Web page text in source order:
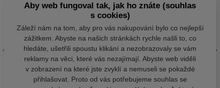
Aby web fungoval tak, jak ho znáte (souhlas
s cookies)
Záleží nám na tom, aby pro vás nakupování bylo co nejlepší
zážitkem. Abyste na našich stránkách rychle našli to, co
hledáte, ušetřili spoustu klikání a nezobrazovaly se vám
reklamy na věci, které vás nezajímají. Abyste web viděli
v zobrazení na které jste zvyklí a nemuseli se pokaždé
přihlašovat. Proto od vás potřebujeme souhlas se